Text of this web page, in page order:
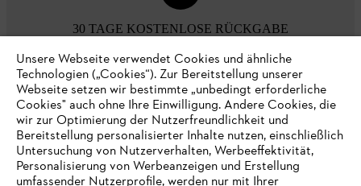
30 TAGE KOSTENLOSE RÜCKGABE
Zahlungsmöglichkeiten
Unsere Webseite verwendet Cookies und ähnliche
Technologien („Cookies“). Zur Bereitstellung unserer
Webseite setzen wir bestimmte „unbedingt erforderliche
Cookies" auch ohne Ihre Einwilligung. Andere Cookies, die
wir zur Optimierung der Nutzerfreundlichkeit und
Bereitstellung personalisierter Inhalte nutzen, einschließlich
Untersuchung von Nutzerverhalten, Werbeeffektivität,
Personalisierung von Werbeanzeigen und Erstellung
umfassender Nutzerprofile, werden nur mit Ihrer